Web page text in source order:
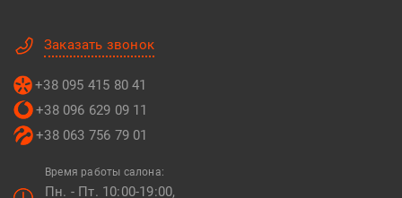
Заказать звонок
+38 095 415 80 41
+38 096 629 09 11
+38 063 756 79 01
Время работы салона:
Пн. - Пт. 10:00-19:00,